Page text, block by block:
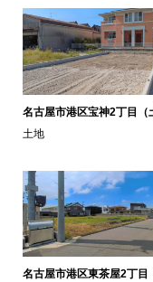
名古屋市港区宝神2丁目（
土地
名古屋市港区東茶屋2丁目